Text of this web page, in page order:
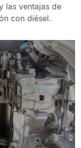
las ventajas de
con diésel.